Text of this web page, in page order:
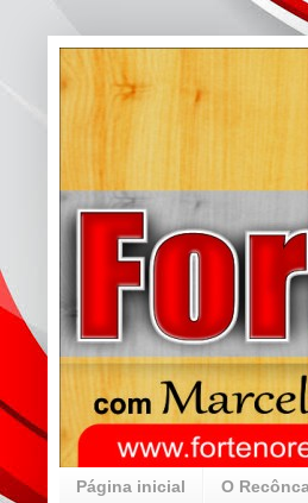
Página inicial O